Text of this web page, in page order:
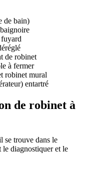
de bain)
de robinet
à fermer
robinet mural
entartré
de robinet à
se trouve dans le
le diagnostiquer et le